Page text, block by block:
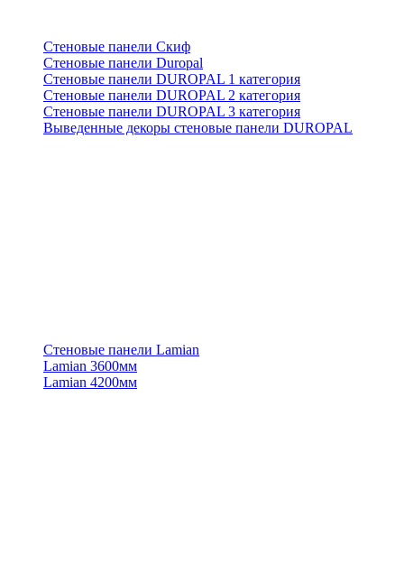
Стеновые панели Скиф
Стеновые панели Duropal
Стеновые панели DUROPAL 1 категория
Стеновые панели DUROPAL 2 категория
Стеновые панели DUROPAL 3 категория
Выведенные декоры стеновые панели DUROPAL
Стеновые панели Lamian
Lamian 3600мм
Lamian 4200мм